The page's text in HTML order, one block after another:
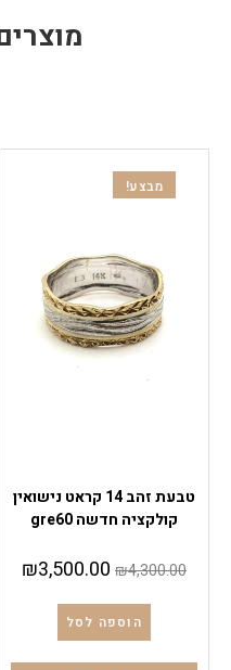
מבצע!
טבעת זהב 14 קראט נישואין
קולקציה חדשה gre60
₪4,300.00
₪3,500.00
הוספה לסל